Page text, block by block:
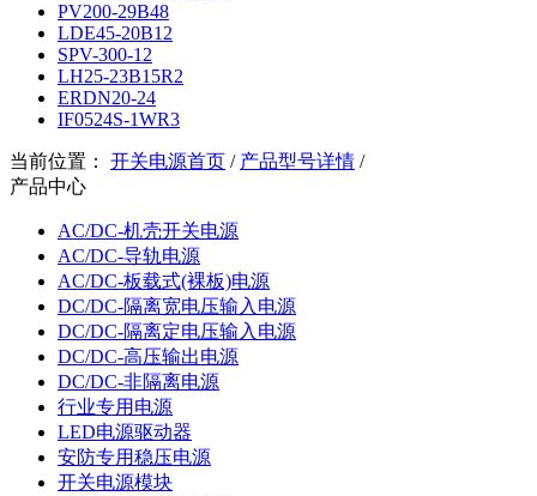
PV200-29B48
LDE45-20B12
SPV-300-12
LH25-23B15R2
ERDN20-24
IF0524S-1WR3
当前位置： 开关电源首页 / 产品型号详情 /
产品中心
AC/DC-机壳开关电源
AC/DC-导轨电源
AC/DC-板载式(裸板)电源
DC/DC-隔离宽电压输入电源
DC/DC-隔离定电压输入电源
DC/DC-高压输出电源
DC/DC-非隔离电源
行业专用电源
LED电源驱动器
安防专用稳压电源
开关电源模块